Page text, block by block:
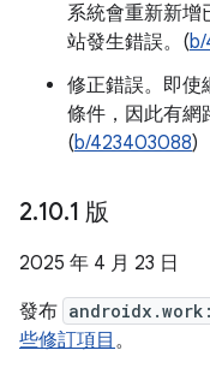
系統會重新新增
站發生錯誤。(b/
修正錯誤。即使
條件，因此有網
(b/423403088)
2.10.1 版
2025 年 4 月 23 日
發布
些修訂項目 。